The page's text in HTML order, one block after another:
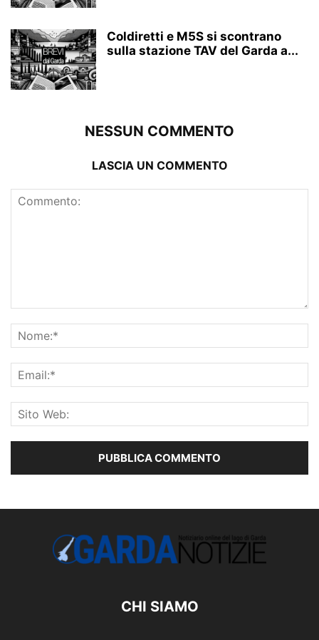
Coldiretti e M5S si scontrano
sulla stazione TAV del Garda a...
NESSUN COMMENTO
LASCIA UN COMMENTO
CHI SIAMO